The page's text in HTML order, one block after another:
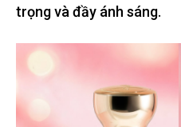
trọng và đầy ánh sáng.